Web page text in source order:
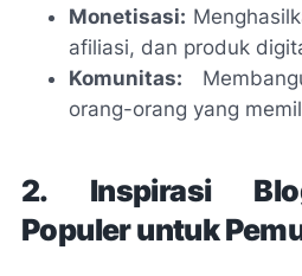
Monetisasi:
afiliasi, dan produk
Komunitas:
orang-orang yang
2. Inspirasi
Populer untuk